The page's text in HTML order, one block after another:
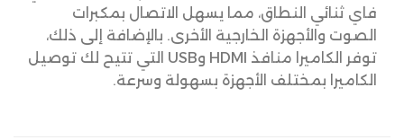
فاي ثنائي النطاق، مما يسهل الاتصال بمكبرات
الصوت والأجهزة الخارجية الأخرى. بالإضافة إلى ذلك،
توفر الكاميرا منافذ HDMI وUSB التي تتيح لك توصيل
الكاميرا بمختلف الأجهزة بسهولة وسرعة.